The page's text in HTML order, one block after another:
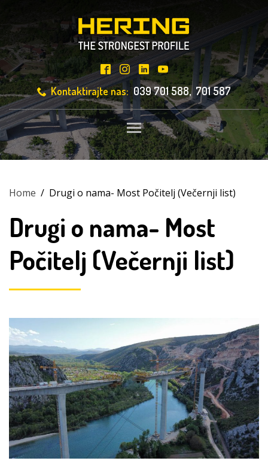
Kontaktirajte nas: 039 701 588, 701 587
Toggle main menu
Home / Drugi o nama- Most Počitelj (Večernji list)
Drugi o nama- Most
Počitelj (Večernji list)